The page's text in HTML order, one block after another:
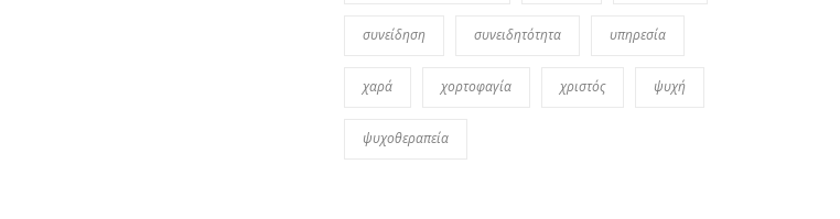
συνείδηση συνειδητότητα υπηρεσία
χαρά χορτοφαγία χριστός ψυχή
ψυχοθεραπεία